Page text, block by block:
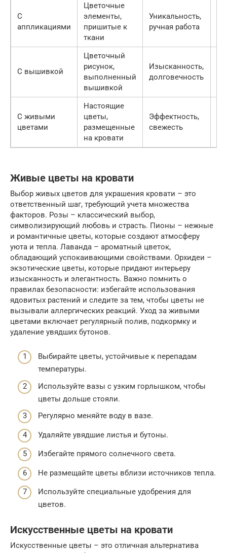
С
аппликациями
Цветочные
элементы,
пришитые к
ткани
Уникальность,
ручная работа
С вышивкой
Цветочный
рисунок,
выполненный
вышивкой
Изысканность,
долговечность
С живыми
цветами
Настоящие
цветы,
размещенные
на кровати
Эффектность,
свежесть
Живые цветы на кровати
Выбор живых цветов для украшения кровати – это
ответственный шаг, требующий учета множества
факторов. Розы – классический выбор,
символизирующий любовь и страсть. Пионы – нежные
и романтичные цветы, которые создают атмосферу
уюта и тепла. Лаванда – ароматный цветок,
обладающий успокаивающими свойствами. Орхидеи –
экзотические цветы, которые придают интерьеру
изысканность и элегантность. Важно помнить о
правилах безопасности: избегайте использования
ядовитых растений и следите за тем, чтобы цветы не
вызывали аллергических реакций. Уход за живыми
цветами включает регулярный полив, подкормку и
удаление увядших бутонов.
Выбирайте цветы, устойчивые к перепадам
температуры.
Используйте вазы с узким горлышком, чтобы
цветы дольше стояли.
Регулярно меняйте воду в вазе.
Удаляйте увядшие листья и бутоны.
Избегайте прямого солнечного света.
Не размещайте цветы вблизи источников тепла.
Используйте специальные удобрения для
цветов.
Искусственные цветы на кровати
Искусственные цветы – это отличная альтернатива